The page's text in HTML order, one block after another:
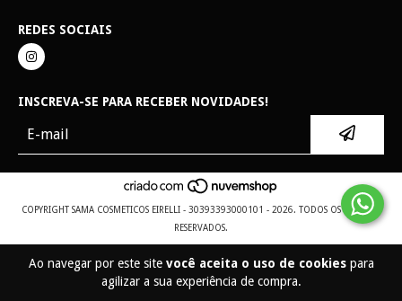
Ao navegar por este site você aceita o uso de cookiespara
agilizar a sua experiência de compra.
REDES SOCIAIS
INSCREVA-SE PARA RECEBER NOVIDADES!
COPYRIGHT SAMA COSMETICOS EIRELLI - 30393393000101 - 2026. TODOS OS DIREITOS
RESERVADOS.